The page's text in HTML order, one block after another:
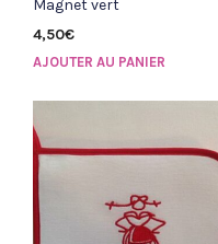
Magnet vert
4,50€
AJOUTER AU PANIER